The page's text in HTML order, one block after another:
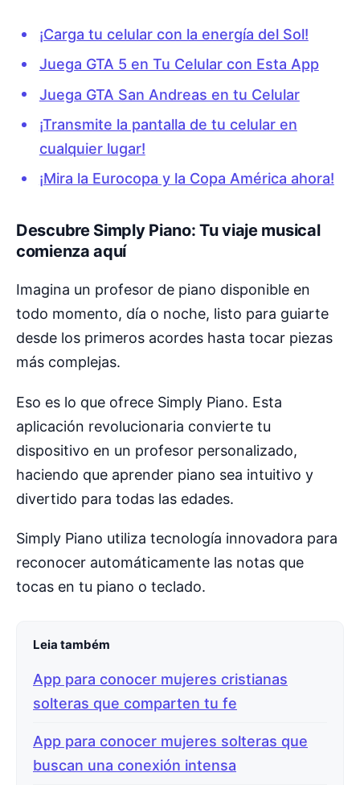
¡Carga tu celular con la energía del Sol!
Juega GTA 5 en Tu Celular con Esta App
Juega GTA San Andreas en tu Celular
¡Transmite la pantalla de tu celular en
cualquier lugar!
¡Mira la Eurocopa y la Copa América ahora!
Descubre Simply Piano: Tu viaje musical
comienza aquí
Imagina un profesor de piano disponible en
todo momento, día o noche, listo para guiarte
desde los primeros acordes hasta tocar piezas
más complejas.
Eso es lo que ofrece Simply Piano. Esta
aplicación revolucionaria convierte tu
dispositivo en un profesor personalizado,
haciendo que aprender piano sea intuitivo y
divertido para todas las edades.
Simply Piano utiliza tecnología innovadora para
reconocer automáticamente las notas que
tocas en tu piano o teclado.
Leia também
App para conocer mujeres cristianas
solteras que comparten tu fe
App para conocer mujeres solteras que
buscan una conexión intensa